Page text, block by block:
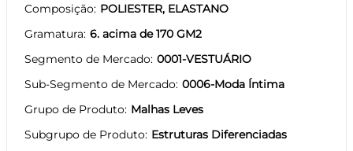
Composição POLIESTER, ELASTANO
Gramatura 6. acima de 170 GM2
Segmento de Mercado 0001-VESTUÁRIO
Sub-Segmento de Mercado 0006-Moda Íntima
Grupo de Produto Malhas Leves
Subgrupo de Produto Estruturas Diferenciadas